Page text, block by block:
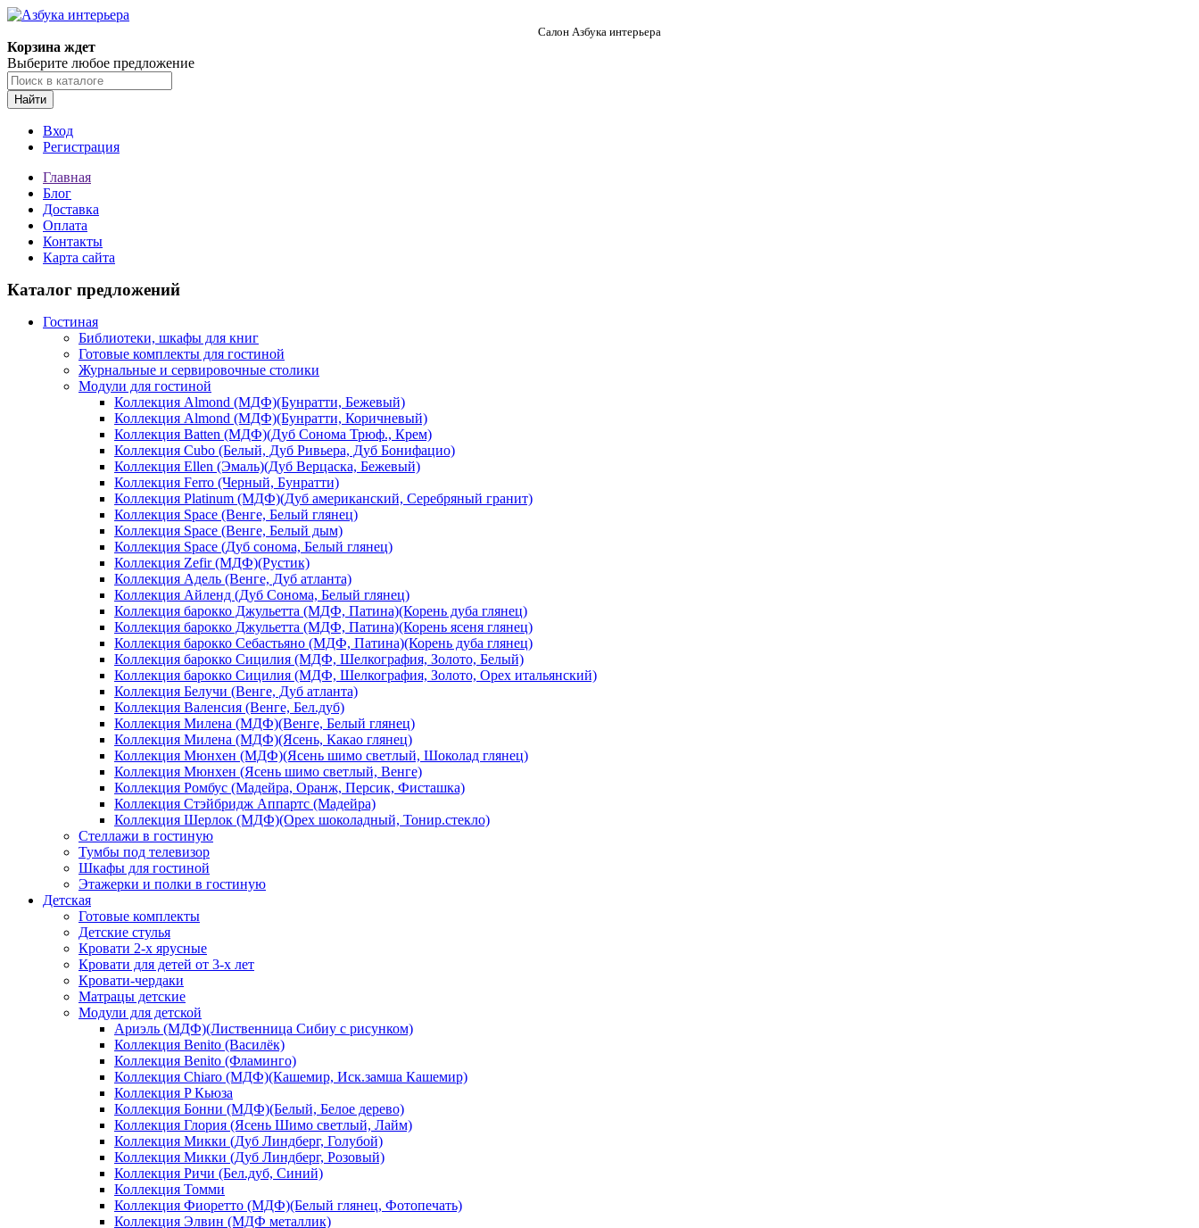
Салон Азбука интерьера
Корзина ждет
Выберите любое предложение
Найти
Вход
Регистрация
Главная
Блог
Доставка
Оплата
Контакты
Карта сайта
Каталог предложений
Гостиная
Библиотеки, шкафы для книг
Готовые комплекты для гостиной
Журнальные и сервировочные столики
Модули для гостиной
Коллекция Almond (МДФ)(Бунратти, Бежевый)
Коллекция Almond (МДФ)(Бунратти, Коричневый)
Коллекция Batten (МДФ)(Дуб Сонома Трюф., Крем)
Коллекция Cubo (Белый, Дуб Ривьера, Дуб Бонифацио)
Коллекция Ellen (Эмаль)(Дуб Верцаска, Бежевый)
Коллекция Ferro (Черный, Бунратти)
Коллекция Platinum (МДФ)(Дуб американский, Серебряный гранит)
Коллекция Space (Венге, Белый глянец)
Коллекция Space (Венге, Белый дым)
Коллекция Space (Дуб сонома, Белый глянец)
Коллекция Zefir (МДФ)(Рустик)
Коллекция Адель (Венге, Дуб атланта)
Коллекция Айленд (Дуб Сонома, Белый глянец)
Коллекция барокко Джульетта (МДФ, Патина)(Корень дуба глянец)
Коллекция барокко Джульетта (МДФ, Патина)(Корень ясеня глянец)
Коллекция барокко Себастьяно (МДФ, Патина)(Корень дуба глянец)
Коллекция барокко Сицилия (МДФ, Шелкография, Золото, Белый)
Коллекция барокко Сицилия (МДФ, Шелкография, Золото, Орех итальянский)
Коллекция Белучи (Венге, Дуб атланта)
Коллекция Валенсия (Венге, Бел.дуб)
Коллекция Милена (МДФ)(Венге, Белый глянец)
Коллекция Милена (МДФ)(Ясень, Какао глянец)
Коллекция Мюнхен (МДФ)(Ясень шимо светлый, Шоколад глянец)
Коллекция Мюнхен (Ясень шимо светлый, Венге)
Коллекция Ромбус (Мадейра, Оранж, Персик, Фисташка)
Коллекция Стэйбридж Аппартс (Мадейра)
Коллекция Шерлок (МДФ)(Орех шоколадный, Тонир.стекло)
Стеллажи в гостиную
Тумбы под телевизор
Шкафы для гостиной
Этажерки и полки в гостиную
Детская
Готовые комплекты
Детские стулья
Кровати 2-х ярусные
Кровати для детей от 3-х лет
Кровати-чердаки
Матрацы детские
Модули для детской
Ариэль (МДФ)(Лиственница Сибиу с рисунком)
Коллекция Benito (Василёк)
Коллекция Benito (Фламинго)
Коллекция Chiaro (МДФ)(Кашемир, Иск.замша Кашемир)
Коллекция P Кьюза
Коллекция Бонни (МДФ)(Белый, Белое дерево)
Коллекция Глория (Ясень Шимо светлый, Лайм)
Коллекция Микки (Дуб Линдберг, Голубой)
Коллекция Микки (Дуб Линдберг, Розовый)
Коллекция Ричи (Бел.дуб, Синий)
Коллекция Томми
Коллекция Фиоретто (МДФ)(Белый глянец, Фотопечать)
Коллекция Элвин (МДФ металлик)